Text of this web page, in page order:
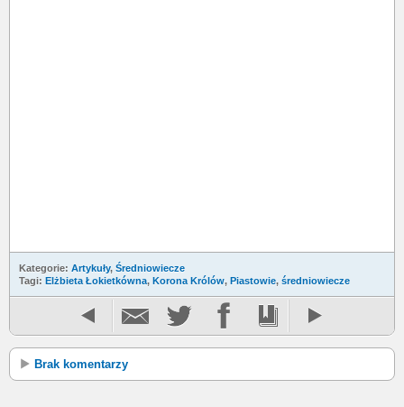
Kategorie: Artykuły, Średniowiecze
Tagi: Elżbieta Łokietkówna, Korona Królów, Piastowie, średniowiecze
Brak komentarzy